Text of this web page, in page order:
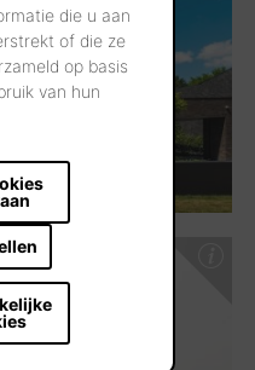
die u aan
of die ze
op basis
van hun